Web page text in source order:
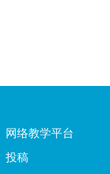
网络教学平台
投稿